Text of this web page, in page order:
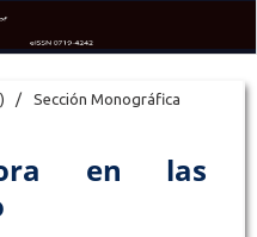
/ Sección Monográfica
en las